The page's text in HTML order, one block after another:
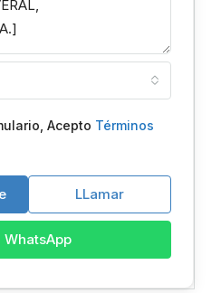
Acepto Términos
LLamar
WhatsApp